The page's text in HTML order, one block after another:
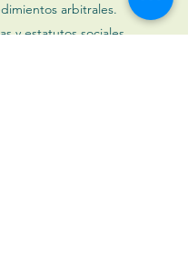
arbitrales.
y estatutos sociales.